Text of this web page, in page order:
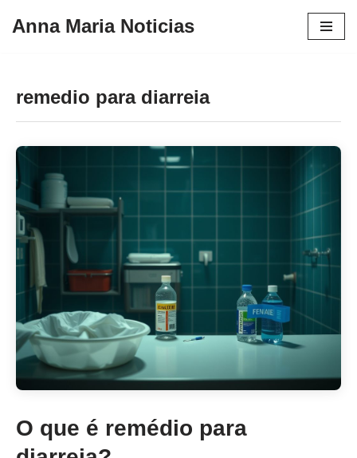
conteúdo
Anna Maria Noticias
remedio para diarreia
O que é remédio para